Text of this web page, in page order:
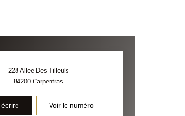
228 Allee Des Tilleuls
84200Carpentras
écrire Voir le numéro